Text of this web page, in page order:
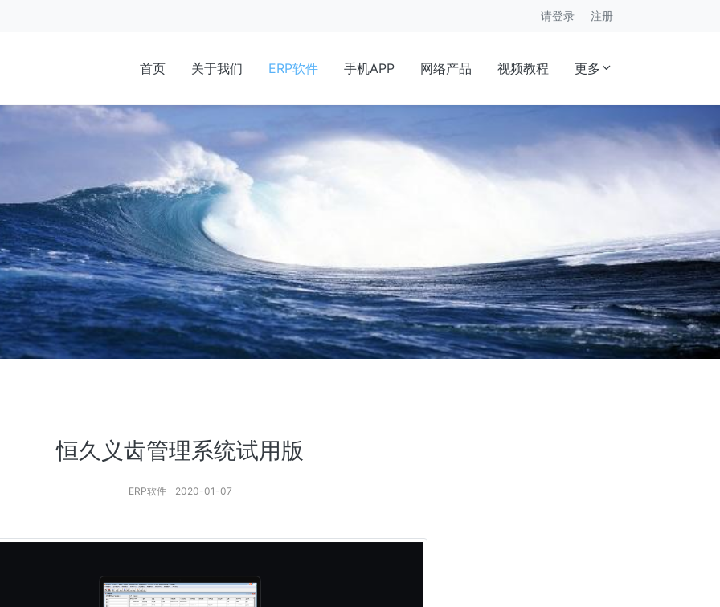
请登录 注册
首页 关于我们 ERP软件 手机APP 网络产品 视频教程 更多
恒久义齿管理系统试用版
ERP软件 2020-01-07